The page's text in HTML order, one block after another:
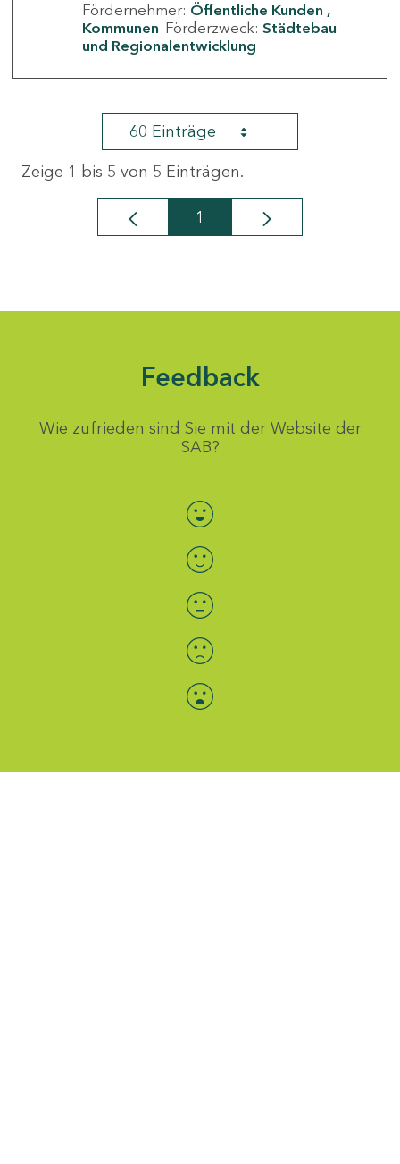
Fördernehmer: Öffentliche Kunden
Kommunen Förderzweck: Städtebau
und Regionalentwicklung
60 Einträge
Zeige 1 bis 5 von 5 Einträgen.
Seite
1
Feedback
Wie zufrieden sind Sie mit der Website der
SAB?
Bewertung auswählen